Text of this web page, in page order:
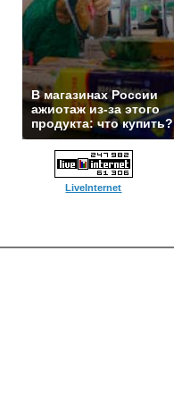
В магазинах России
ажиотаж из-за этого
продукта: что купить?
LiveInternet